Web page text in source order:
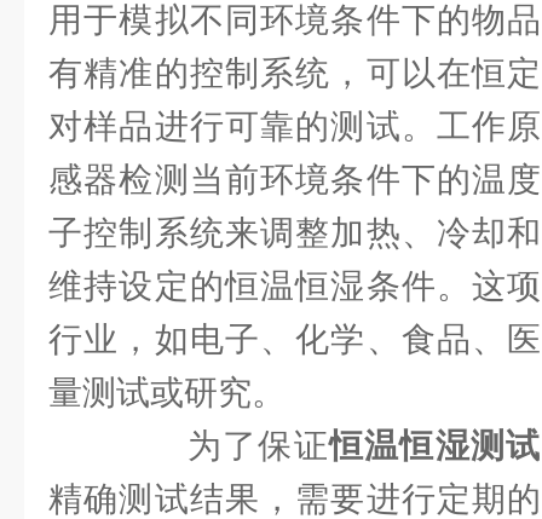
用于模拟不同环境条件下的物
有精准的控制系统，可以在恒
对样品进行可靠的测试。工作
感器检测当前环境条件下的温
子控制系统来调整加热、冷却
维持设定的恒温恒湿条件。这
行业，如电子、化学、食品、
量测试或研究。
为了保证恒温恒湿测
精确测试结果，需要进行定期